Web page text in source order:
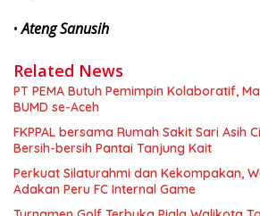
•Ateng Sanusih
Related News
PT PEMA Butuh Pemimpin Kolaboratif,
BUMD se-Aceh
FKPPAL bersama Rumah Sakit Sari Asih
Bersih-bersih Pantai Tanjung Kait
Perkuat Silaturahmi dan Kekompakan,
Adakan Peru FC Internal Game